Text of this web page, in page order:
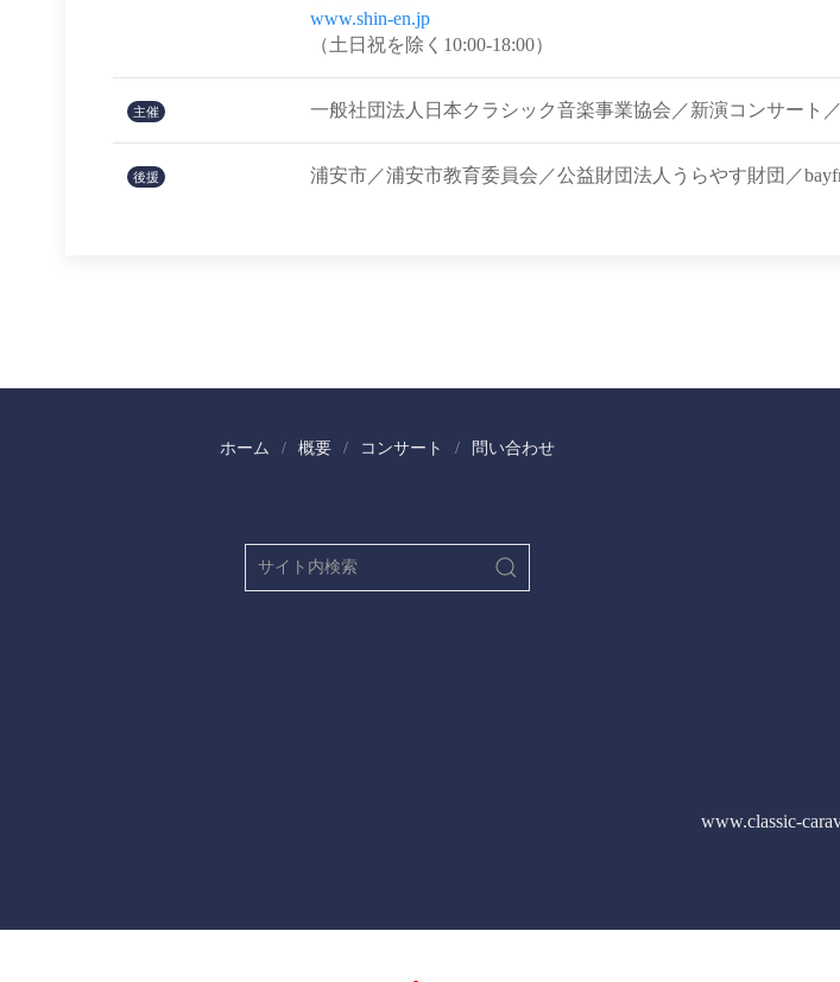
www.shin-en.jp
（土日祝を除く10:00-18:00）
主催 一般社団法人日本クラシック音楽事業協会／新演コンサート
後援 浦安市／浦安市教育委員会／公益財団法人うらやす財団／
ホーム 概要 コンサート 問い合わせ
www.classic-